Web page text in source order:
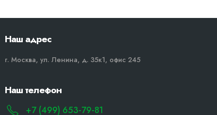
Наш адрес
г. Москва, ул. Ленина, д. 35к1, офис 245
Наш телефон
+7 (499) 653-79-81